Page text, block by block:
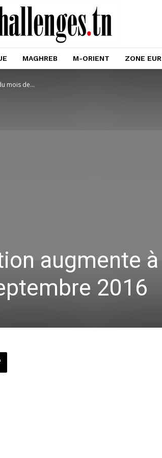
MAGHREB M-ORIENT ZONE
mois de...
augmente à
2016